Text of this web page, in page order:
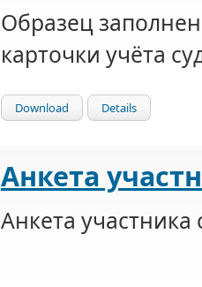
Образец
карточки учёта
Download Details
Анкета
Анкета